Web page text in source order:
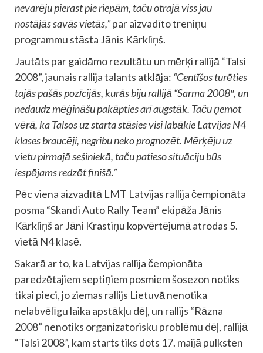
nevarēju pierast pie riepām, taču otrajā viss jau
nostājās savās vietās,”par aizvadīto treniņu
programmu stāsta Jānis Kārkliņš.
Jautāts par gaidāmo rezultātu un mērķi rallijā “Talsi
2008”, jaunais rallija talants atklāja: “Centīšos turēties
tajās pašās pozīcijās, kurās biju rallijā “Sarma 2008″, un
nedaudz mēģināšu pakāpties arī augstāk. Taču ņemot
vērā, ka Talsos uz starta stāsies visi labākie Latvijas N4
klases braucēji, negribu neko prognozēt. Mērķēju uz
vietu pirmajā sešiniekā, taču patieso situāciju būs
iespējams redzēt finišā.”
Pēc viena aizvadītā LMT Latvijas rallija čempionāta
posma “Skandi Auto Rally Team” ekipāža Jānis
Kārkliņš ar Jāni Krastiņu kopvērtējumā atrodas 5.
vietā N4 klasē.
Sakarā ar to, ka Latvijas rallija čempionāta
paredzētajiem septiņiem posmiem šosezon notiks
tikai pieci, jo ziemas rallijs Lietuvā nenotika
nelabvēlīgu laika apstākļu dēļ, un rallijs “Rāzna
2008” nenotiks organizatorisku problēmu dēļ, rallijā
“Talsi 2008”, kam starts tiks dots 17. maijā pulksten